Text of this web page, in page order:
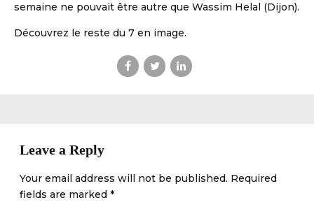
semaine ne pouvait être autre que Wassim Helal (Dijon).
Découvrez le reste du 7 en image.
Leave a Reply
Your email address will not be published. Required
fields are marked *